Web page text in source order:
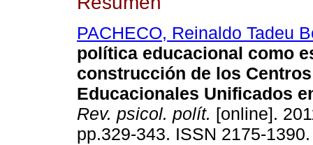
PACHECO, Reinaldo Tadeu
política educacional como
construcción de los Centros
Educacionales Unificados
Rev. psicol. polít. [online].
pp.329-343. ISSN 2175-1390.